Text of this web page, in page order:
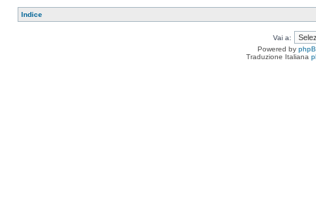
Indice
Vai a:
Powered by
Traduzione Italiana